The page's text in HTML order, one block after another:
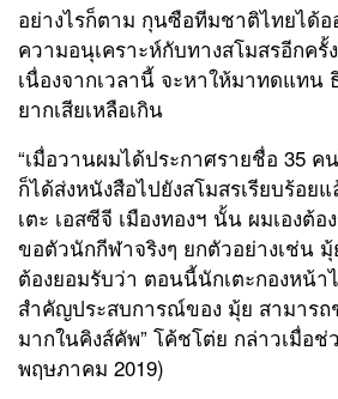
อย่างไรก็ตาม กุนซือทีมชาติไทยได้
ความอนุเคราะห์กับทางสโมสรอีกครั้
เนื่องจากเวลานี้ จะหาให้มาทดแทน
ยากเสียเหลือเกิน
“เมื่อวานผมได้ประกาศรายชื่อ 35
ก็ได้ส่งหนังสือไปยังสโมสรเรียบร้อย
เตะ เอสซีจี เมืองทองฯ นั้น ผมเองต้
ขอตัวนักกีฬาจริงๆ ยกตัวอย่างเช่น มุ้
ต้องยอมรับว่า ตอนนี้นักเตะกองหน้า
สำคัญประสบการณ์ของ มุ้ย สามาร
มากในคิงส์คัพ” โค้ชโต่ย กล่าวเมื่อช่
พฤษภาคม 2019)